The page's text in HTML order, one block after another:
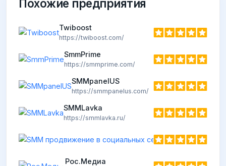
Похожие предприятия
Twiboost
https://twiboost.com/
SmmPrime
https://smmprime.com/
SMMpanelUS
https://smmpanelus.com/
SMMLavka
https://smmlavka.ru/
Рос.Медиа